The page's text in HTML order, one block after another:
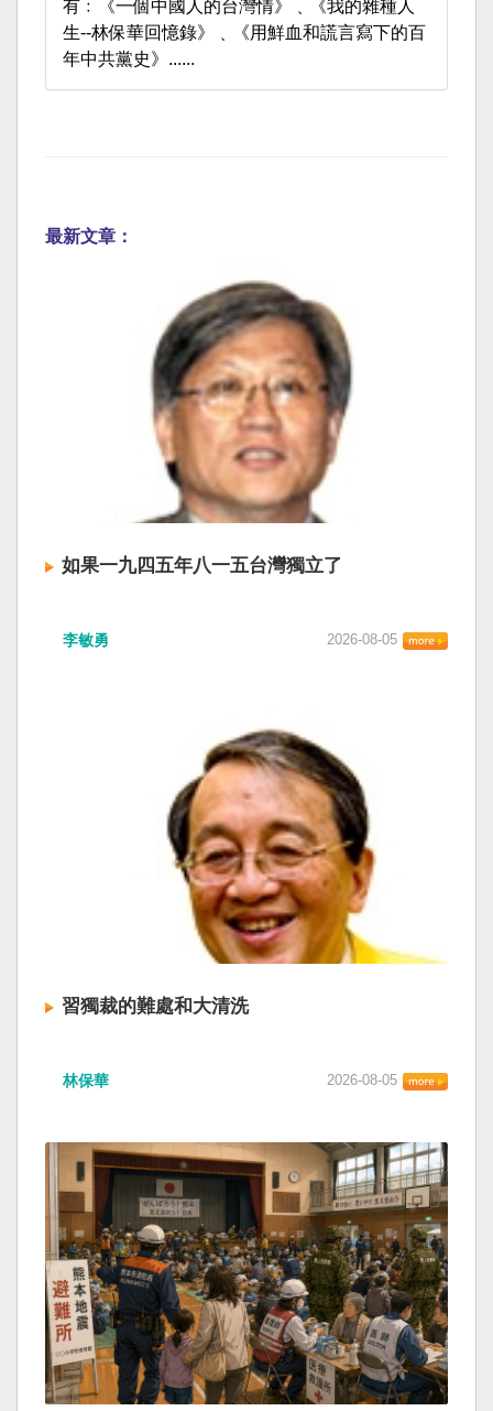
有﹕《一個中國人的台灣情》﹑《我的雜種人
生--林保華回憶錄》﹑《用鮮血和謊言寫下的百
年中共黨史》......
最新文章：
如果一九四五年八一五台灣獨立了
李敏勇 2026-08-05
習獨裁的難處和大清洗
林保華 2026-08-05